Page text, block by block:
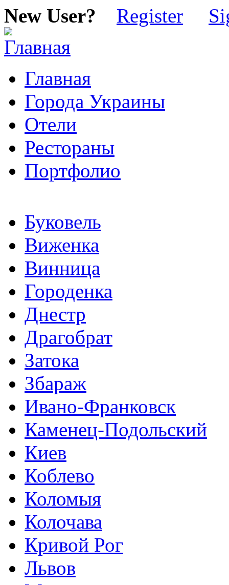
New User? Register
Главная
Города Украины
Отели
Рестораны
Портфолио
Буковель
Виженка
Винница
Городенка
Днестр
Драгобрат
Затока
Збараж
Ивано-Франковск
Каменец-Подольский
Киев
Коблево
Коломыя
Колочава
Кривой Рог
Львов